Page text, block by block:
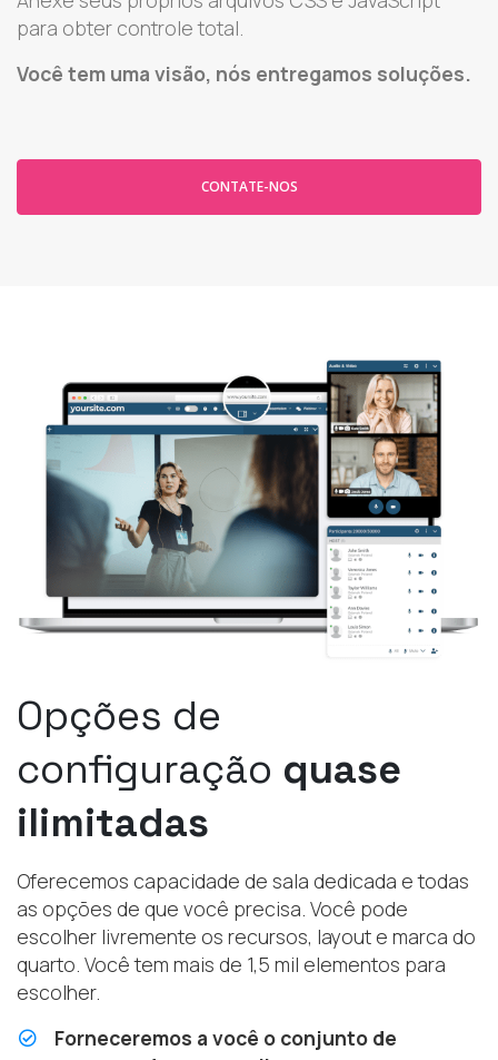
para obter controle total.
Você tem uma visão, nós entregamos soluções.
CONTATE-NOS
Opções de
configuração quase
ilimitadas
Oferecemos capacidade de sala dedicada e todas
as opções de que você precisa. Você pode
escolher livremente os recursos, layout e marca do
quarto. Você tem mais de 1,5 mil elementos para
escolher.
Forneceremos a você o conjunto de